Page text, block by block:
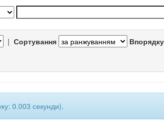
| Сортування
0.003 секунди).